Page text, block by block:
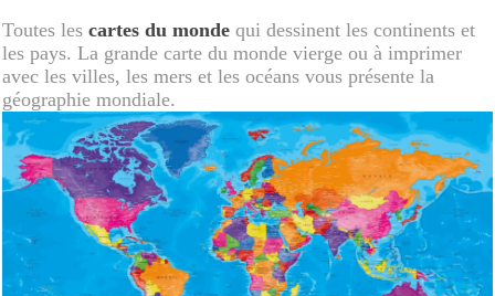
Toutes lescartes du monde qui dessinent les continents et
les pays. La grande carte du monde vierge ou à imprimer
avec les villes, les mers et les océans vous présente la
géographie mondiale.